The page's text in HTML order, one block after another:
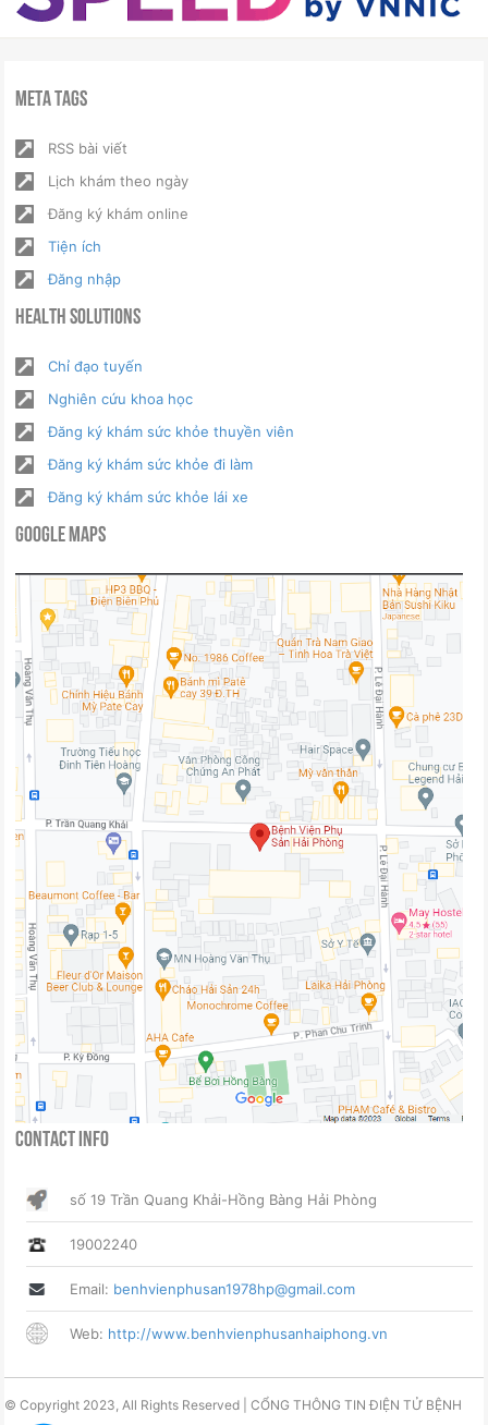
Meta Tags
RSS bài viết
Lịch khám theo ngày
Đăng ký khám online
Tiện ích
Đăng nhập
Health Solutions
Chỉ đạo tuyến
Nghiên cứu khoa học
Đăng ký khám sức khỏe thuyền viên
Đăng ký khám sức khỏe đi làm
Đăng ký khám sức khỏe lái xe
Google Maps
Contact Info
số 19 Trần Quang Khải-Hồng Bàng Hải Phòng
19002240
Email: benhvienphusan1978hp@gmail.com
Web: http://www.benhvienphusanhaiphong.vn
© Copyright 2023, All Rights Reserved | CỔNG THÔNG TIN ĐIỆN TỬ BỆNH